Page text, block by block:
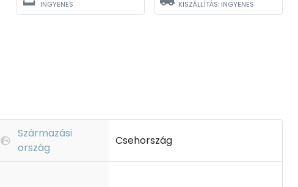
INGYENES
KISZÁLLÍTÁS: INGYENES
Származási
ország
Csehország